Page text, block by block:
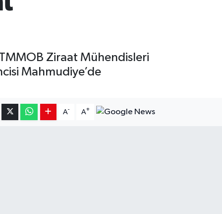
TMMOB Ziraat Mühendisleri
Mahmudiye’de
A- A+